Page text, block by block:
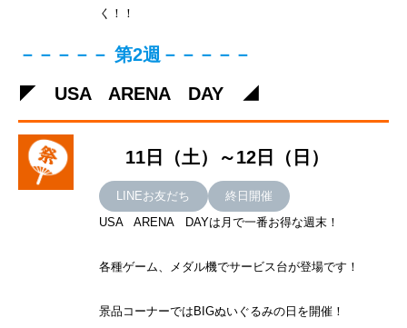
く！！
－－－－－ 第2週－－－－－
◤ USA ARENA DAY ◢
11日（土）～12日（日）
LINEお友だち
終日開催
USA ARENA DAYは月で一番お得な週末！
各種ゲーム、メダル機でサービス台が登場です！
景品コーナーではBIGぬいぐるみの日を開催！